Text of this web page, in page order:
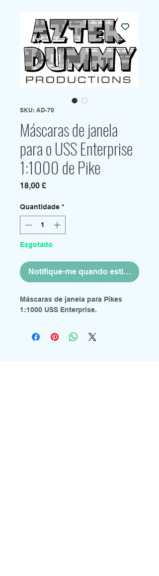
SKU: AD-70
Máscaras de janela
para o USS Enterprise
1:1000 de Pike
18,00 £Preço
Quantidade *
Esgotado
Notifique-me quando estiver
Máscaras de janela para Pikes
1:1000 USS Enterprise.